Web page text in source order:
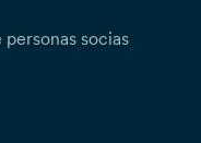
personas socias